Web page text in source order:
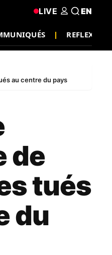
REFLEXION
LIVE EN
au centre du pays
de
tués
du